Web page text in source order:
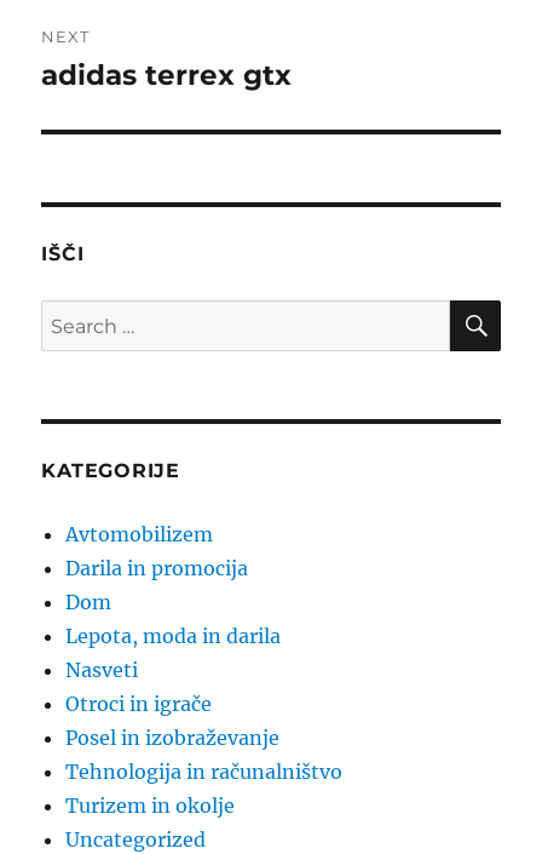
NEXT
Next
adidas terrex gtx
IŠČI
Search
for:
KATEGORIJE
Avtomobilizem
Darila in promocija
Dom
Lepota, moda in darila
Nasveti
Otroci in igrače
Posel in izobraževanje
Tehnologija in računalništvo
Turizem in okolje
Uncategorized